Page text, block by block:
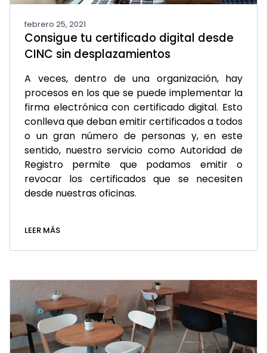
febrero 25, 2021
Consigue tu certificado digital desde
CINC sin desplazamientos
A veces, dentro de una organización, hay
procesos en los que se puede implementar la
firma electrónica con certificado digital. Esto
conlleva que deban emitir certificados a todos
o un gran número de personas y, en este
sentido, nuestro servicio como Autoridad de
Registro permite que podamos emitir o
revocar los certificados que se necesiten
desde nuestras oficinas.
LEER MÁS